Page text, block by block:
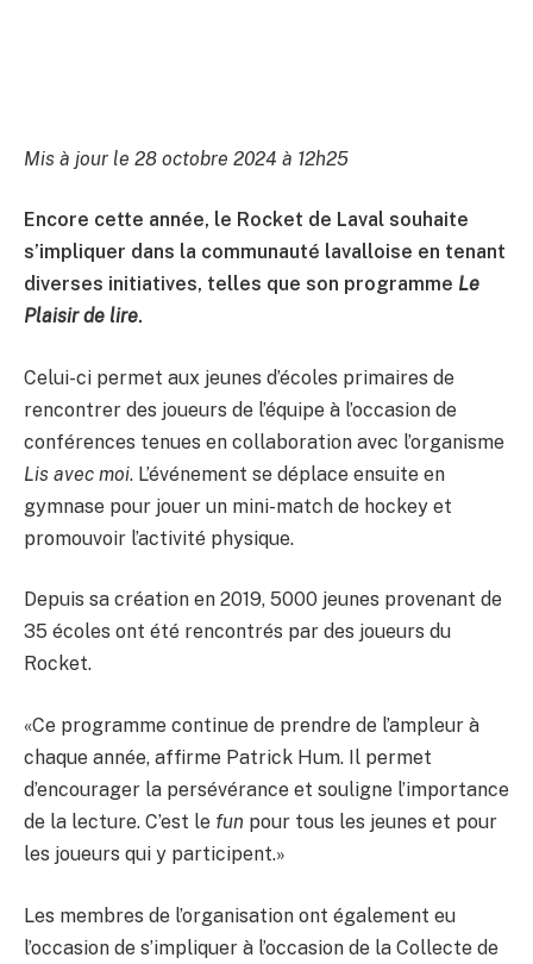
Mis à jour le 28 octobre 2024 à 12h25
Encore cette année, le Rocket de Laval souhaite
s’impliquer dans la communauté lavalloise en tenant
diverses initiatives, telles que son programme Le
Plaisir de lire.
Celui-ci permet aux jeunes d’écoles primaires de
rencontrer des joueurs de l’équipe à l’occasion de
conférences tenues en collaboration avec l’organisme
Lis avec moi. L’événement se déplace ensuite en
gymnase pour jouer un mini-match de hockey et
promouvoir l’activité physique.
Depuis sa création en 2019, 5000 jeunes provenant de
35 écoles ont été rencontrés par des joueurs du
Rocket.
«Ce programme continue de prendre de l’ampleur à
chaque année, affirme Patrick Hum. Il permet
d’encourager la persévérance et souligne l’importance
de la lecture. C’est le fun pour tous les jeunes et pour
les joueurs qui y participent.»
Les membres de l’organisation ont également eu
l’occasion de s’impliquer à l’occasion de la Collecte de